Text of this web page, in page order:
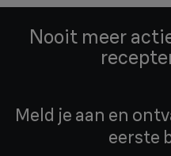
Nooit meer
Meld je aan en
eerste